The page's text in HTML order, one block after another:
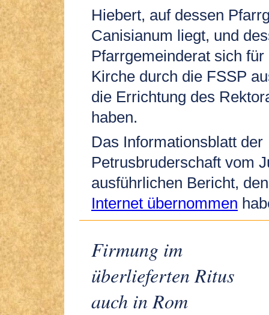
Hiebert, auf dessen
Canisianum liegt, und
Pfarrgemeinderat sich
Kirche durch die FSSP
die Errichtung des
haben.
Das Informationsblatt der
Petrusbruderschaft vom
ausführlichen Bericht,
Internet übernommen
Firmung im
überlieferten Ritus
auch in Rom